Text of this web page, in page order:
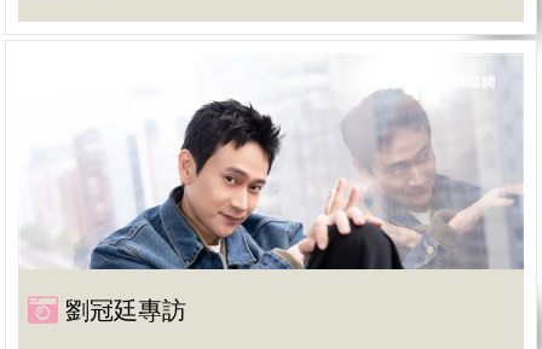
劉冠廷專訪